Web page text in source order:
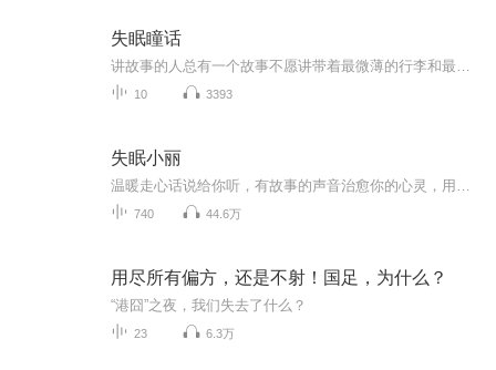
失眠瞳话
10 3393
失眠小丽
740 44.6万
用尽所有偏方，还是不射！国足，为什么？
“港囧”之夜，我们失去了什么？
23 6.3万